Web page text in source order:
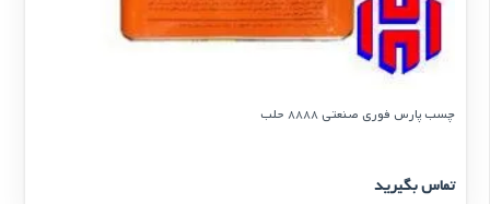
چسب پارس فوری صنعتی 8888 حلب
تماس بگیرید